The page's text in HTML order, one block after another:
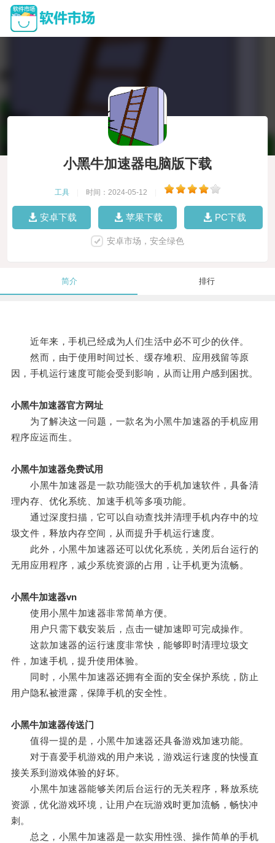
小黑牛加速器电脑版下载
工具 时间：2024-05-12
安卓下载 苹果下载 PC下载
安卓市场，安全绿色
简介 排行
近年来，手机已经成为人们生活中必不可少的伙伴。
然而，由于使用时间过长、缓存堆积、应用残留等原
因，手机运行速度可能会受到影响，从而让用户感到困扰。
小黑牛加速器官方网址
为了解决这一问题，一款名为小黑牛加速器的手机应用
程序应运而生。
小黑牛加速器免费试用
小黑牛加速器是一款功能强大的手机加速软件，具备清
理内存、优化系统、加速手机等多项功能。
通过深度扫描，它可以自动查找并清理手机内存中的垃
圾文件，释放内存空间，从而提升手机运行速度。
此外，小黑牛加速器还可以优化系统，关闭后台运行的
无用应用程序，减少系统资源的占用，让手机更为流畅。
小黑牛加速器vn
使用小黑牛加速器非常简单方便。
用户只需下载安装后，点击一键加速即可完成操作。
这款加速器的运行速度非常快，能够即时清理垃圾文
件，加速手机，提升使用体验。
同时，小黑牛加速器还拥有全面的安全保护系统，防止
用户隐私被泄露，保障手机的安全性。
小黑牛加速器传送门
值得一提的是，小黑牛加速器还具备游戏加速功能。
对于喜爱手机游戏的用户来说，游戏运行速度的快慢直
接关系到游戏体验的好坏。
小黑牛加速器能够关闭后台运行的无关程序，释放系统
资源，优化游戏环境，让用户在玩游戏时更加流畅，畅快冲
刺。
总之，小黑牛加速器是一款实用性强、操作简单的手机